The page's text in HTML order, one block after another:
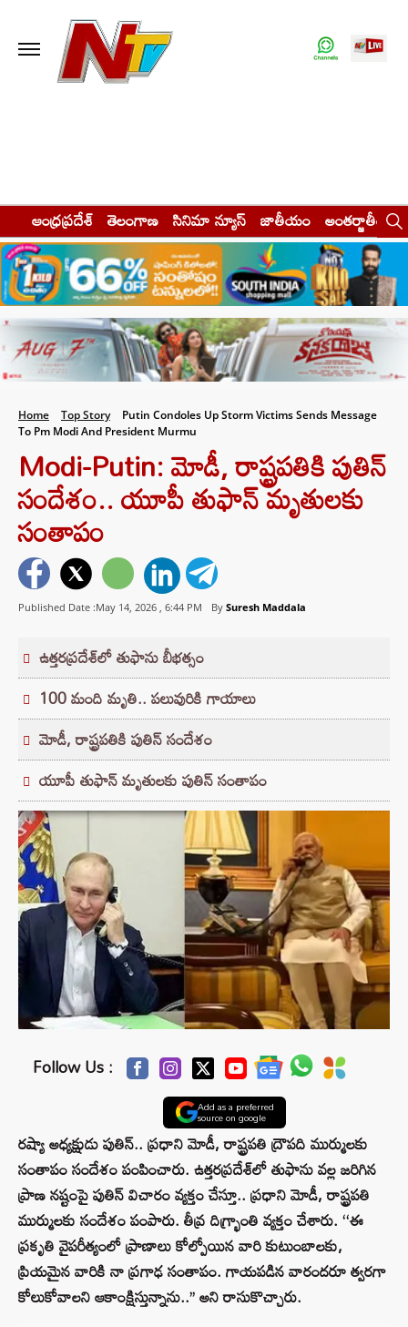
ఆంధ్రప్రదేశ్ తెలంగాణ సినిమా న్యూస్ జాతీయం అంతర్జాతీయం
Home Top Story
Putin Condoles Up Storm Victims Sends Message
To Pm Modi And President Murmu
Modi-Putin: మోడీ, రాష్ట్రపతికి పుతిన్
సందేశం.. యూపీ తుఫాన్ మృతులకు
సంతాపం
Published Date :May 14, 2026 , 6:44 PM By Suresh Maddala
ఉత్తరప్రదేశ్‌లో తుఫాను బీభత్సం
100 మంది మృతి.. పలువురికి గాయాలు
మోడీ, రాష్ట్రపతికి పుతిన్ సందేశం
యూపీ తుఫాన్ మృతులకు పుతిన్ సంతాపం
Follow Us :
Add as a preferred
source on google
రష్యా అధ్యక్షుడు పుతిన్.. ప్రధాని మోడీ, రాష్ట్రపతి ద్రౌపది ముర్ములకు
సంతాపం సందేశం పంపించారు. ఉత్తరప్రదేశ్‌లో తుఫాను వల్ల జరిగిన
ప్రాణ నష్టంపై పుతిన్ విచారం వ్యక్తం చేస్తూ.. ప్రధాని మోడీ, రాష్ట్రపతి
ముర్ములకు సందేశం పంపారు. తీవ్ర దిగ్భ్రాంతి వ్యక్తం చేశారు. ‘‘ఈ
ప్రకృతి వైపరీత్యంలో ప్రాణాలు కోల్పోయిన వారి కుటుంబాలకు,
ప్రియమైన వారికి నా ప్రగాఢ సంతాపం. గాయపడిన వారందరూ త్వరగా
కోలుకోవాలని ఆకాంక్షిస్తున్నాను..’’ అని రాసుకొచ్చారు.